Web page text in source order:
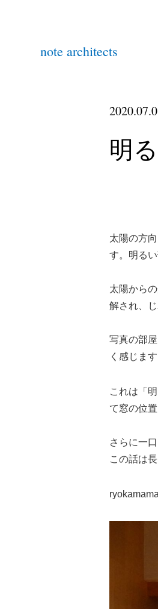
note architects
明
太陽の方
す。 明る
太陽から
解され、
写真の部
く感じます
これは「
て窓の位
さらに一
この話は